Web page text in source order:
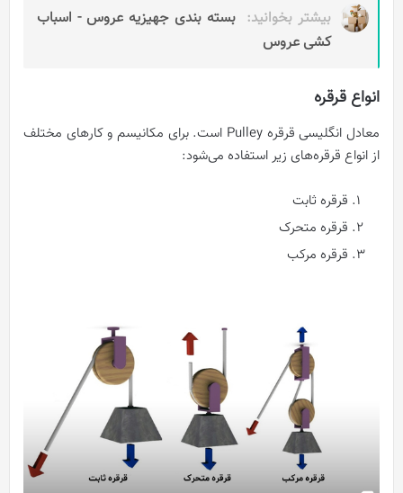
بیشتر بخوانید: بسته بندی جهیزیه عروس - اسباب
کشی عروس
انواع قرقره
معادل انگلیسی قرقره Pulley است. برای مکانیسم و کارهای مختلف
از انواع قرقره‌های زیر استفاده می‌شود:
قرقره ثابت
قرقره متحرک
قرقره مرکب